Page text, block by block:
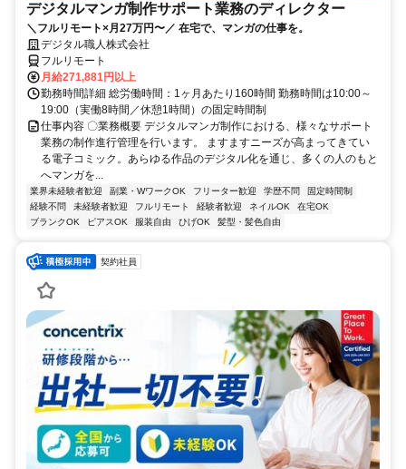
デジタルマンガ制作サポート業務のディレクター
＼フルリモート×月27万円〜／ 在宅で、マンガの仕事を。
デジタル職人株式会社
フルリモート
月給271,881円以上
勤務時間詳細 総労働時間：1ヶ月あたり160時間 勤務時間は10:00～
19:00（実働8時間／休憩1時間）の固定時間制
仕事内容 〇業務概要 デジタルマンガ制作における、様々なサポート
業務の制作進行管理を行います。 ますますニーズが高まってきてい
る電子コミック。あらゆる作品のデジタル化を通じ、多くの人のもと
へマンガを...
業界未経験者歓迎 副業・WワークOK フリーター歓迎 学歴不問
固定時間制
経験不問
未経験者歓迎 フルリモート 経験者歓迎 ネイルOK
在宅OK
ブランクOK
ピアスOK 服装自由 ひげOK 髪型・髪色自由
契約社員